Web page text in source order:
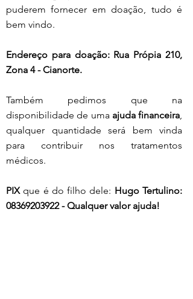
puderem fornecer em doação, tudo é
bem vindo.
Endereço para doação: Rua Própia 210,
Zona 4 - Cianorte.
Também pedimos que na
disponibilidade de uma ajuda financeira,
qualquer quantidade será bem vinda
para contribuir nos tratamentos
médicos.
PIX que é do filho dele: Hugo Tertulino:
08369203922 - Qualquer valor ajuda!